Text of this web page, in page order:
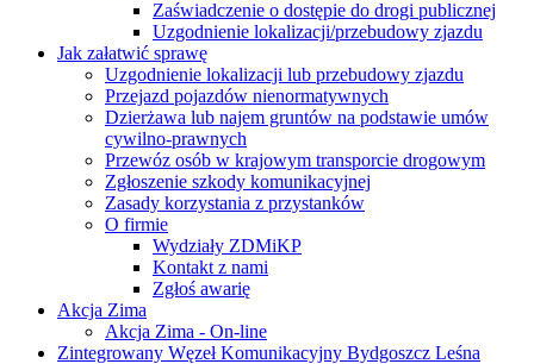
Zaświadczenie o dostępie do drogi publicznej
Uzgodnienie lokalizacji/przebudowy zjazdu
Jak załatwić sprawę
Uzgodnienie lokalizacji lub przebudowy zjazdu
Przejazd pojazdów nienormatywnych
Dzierżawa lub najem gruntów na podstawie umów
cywilno-prawnych
Przewóz osób w krajowym transporcie drogowym
Zgłoszenie szkody komunikacyjnej
Zasady korzystania z przystanków
O firmie
Wydziały ZDMiKP
Kontakt z nami
Zgłoś awarię
Akcja Zima
Akcja Zima - On-line
Zintegrowany Węzeł Komunikacyjny Bydgoszcz Leśna